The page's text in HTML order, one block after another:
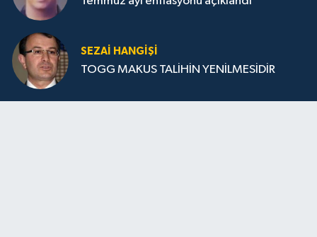
SEZAI HANGİŞİ
TOGG MAKUS TALİHİN YENİLMESİDİR